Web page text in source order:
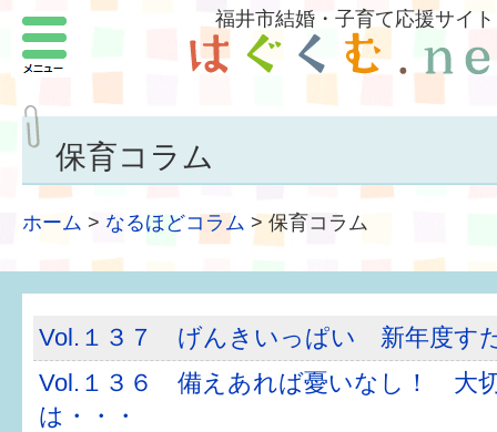
福井市結婚・子育て応援サイト
保育コラム
ホーム > なるほどコラム > 保育コラム
Vol.１３７ げんきいっぱい 新年度す
Vol.１３６ 備えあれば憂いなし！ 大
は・・・
メニュー
結婚したい
子どもがほしい
子どもを育てよう
もしものときの緊急連絡先